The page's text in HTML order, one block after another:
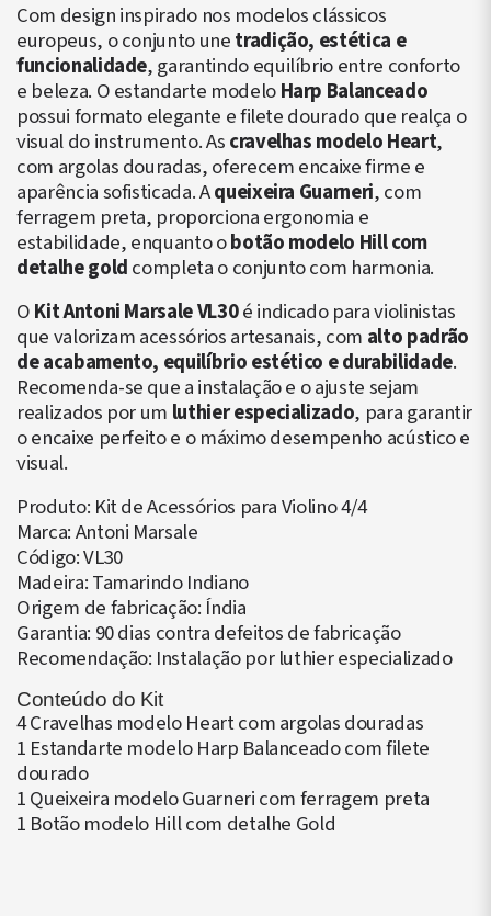
Com design inspirado nos modelos clássicos
europeus, o conjunto unetradição, estética e
funcionalidade, garantindo equilíbrio entre conforto
e beleza. O estandarte modeloHarp Balanceado
possui formato elegante e filete dourado que realça o
visual do instrumento. Ascravelhas modelo Heart,
com argolas douradas, oferecem encaixe firme e
aparência sofisticada. Aqueixeira Guarneri, com
ferragem preta, proporciona ergonomia e
estabilidade, enquanto obotão modelo Hill com
detalhe goldcompleta o conjunto com harmonia.
OKit Antoni Marsale VL30é indicado para violinistas
que valorizam acessórios artesanais, com alto padrão
de acabamento, equilíbrio estético e durabilidade.
Recomenda-se que a instalação e o ajuste sejam
realizados por um luthier especializado, para garantir
o encaixe perfeito e o máximo desempenho acústico e
visual.
Produto: Kit de Acessórios para Violino 4/4
Marca: Antoni Marsale
Código: VL30
Madeira: Tamarindo Indiano
Origem de fabricação: Índia
Garantia: 90 dias contra defeitos de fabricação
Recomendação: Instalação por luthier especializado
Conteúdo do Kit
4 Cravelhas modelo Heart com argolas douradas
1 Estandarte modelo Harp Balanceado com filete
dourado
1 Queixeira modelo Guarneri com ferragem preta
1 Botão modelo Hill com detalhe Gold